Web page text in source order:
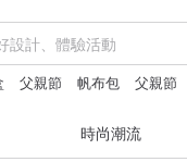
父親節 帆布包 父親節
時尚潮流